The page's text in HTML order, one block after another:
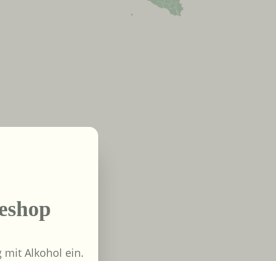
mit Alkohol ein.